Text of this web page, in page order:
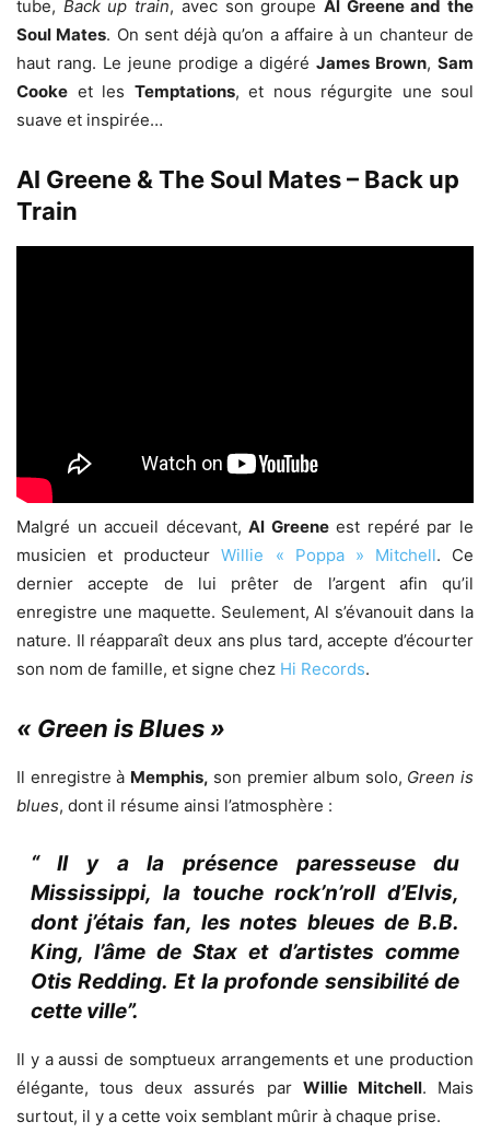
tube, Back up train, avec son groupe Al Greene and the
Soul Mates. On sent déjà qu’on a affaire à un chanteur de
haut rang. Le jeune prodige a digéréJames Brown,Sam
Cooke et les Temptations, et nous régurgite une soul
suave et inspirée…
Al Greene & The Soul Mates – Back up
Train
Malgré un accueil décevant,Al Greeneest repéré par le
musicien et producteurWillie « Poppa » Mitchell. Ce
dernier accepte de lui prêter de l’argent afin qu’il
enregistre une maquette. Seulement, Al s’évanouit dans la
nature. Il réapparaît deux ans plus tard, accepte d’écourter
son nom de famille, et signe chez Hi Records.
« Green is Blues »
Il enregistre à Memphis, son premier album solo, Green is
blues, dont il résume ainsi l’atmosphère :
“ Il y a la présence paresseuse du
Mississippi, la touche rock’n’roll d’Elvis,
dont j’étais fan, les notes bleues de B.B.
King, l’âme de Stax et d’artistes comme
Otis Redding. Et la profonde sensibilité de
cette ville”.
Il y a aussi de somptueux arrangements et une production
élégante, tous deux assurés par Willie Mitchell. Mais
surtout, il y a cette voix semblant mûrir à chaque prise.